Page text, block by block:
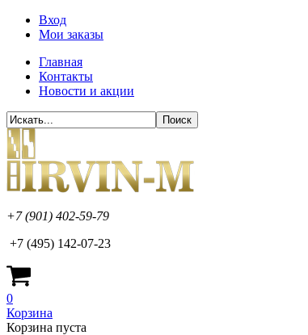
Вход
Мои заказы
Главная
Контакты
Новости и акции
+7 (901) 402-59-79
+7 (495) 142-07-23
0
Корзина
Корзина пуста